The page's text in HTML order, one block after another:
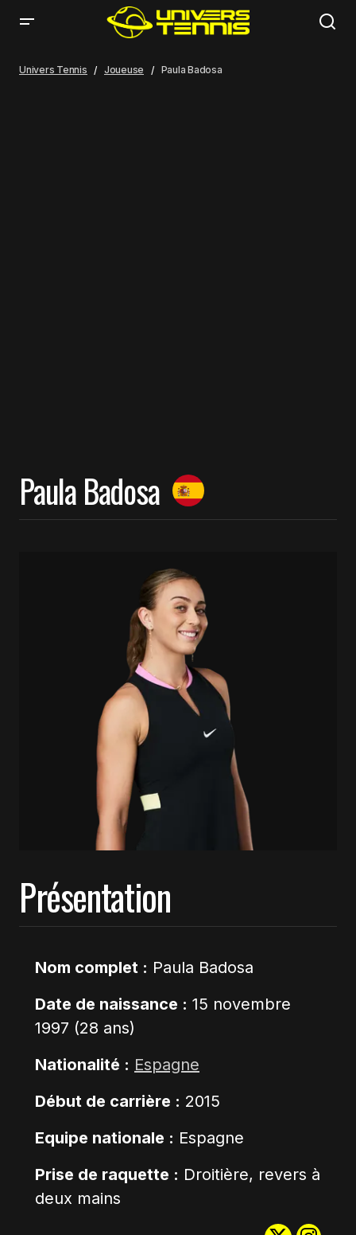
Univers Tennis Joueuse Paula Badosa
Paula Badosa
Présentation
Nom complet : Paula Badosa
Date de naissance : 15 novembre
1997 (28 ans)
Nationalité : Espagne
Début de carrière : 2015
Equipe nationale : Espagne
Prise de raquette : Droitière, revers à
deux mains